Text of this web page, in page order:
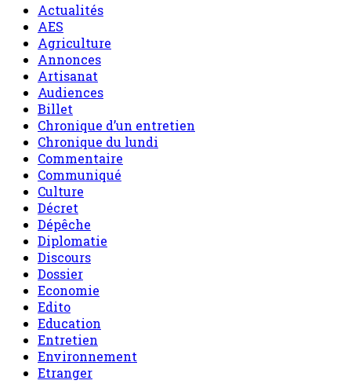
Actualités
AES
Agriculture
Annonces
Artisanat
Audiences
Billet
Chronique d’un entretien
Chronique du lundi
Commentaire
Communiqué
Culture
Décret
Dépêche
Diplomatie
Discours
Dossier
Economie
Edito
Education
Entretien
Environnement
Etranger